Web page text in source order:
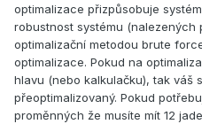
optimalizace přizpůsobuje
robustnost systému (nalezených
optimalizační metodou brute
optimalizace. Pokud na
hlavu (nebo kalkulačku), tak váš
přeoptimalizovaný. Pokud
proměnných že musíte mít 12